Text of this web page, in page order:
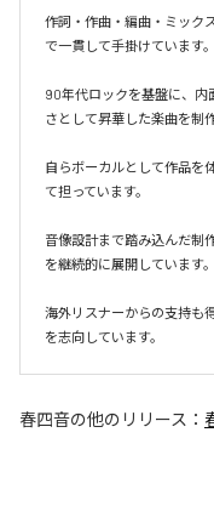
作詞・作曲・編曲・ミック
で一貫して手掛けています。
90年代ロックを基盤に、内
さとして昇華した楽曲を制作
自らボーカルとして作品を
て担っています。
音像設計まで踏み込んだ制
を継続的に展開しています。
海外リスナーからの支持も
を志向しています。
春四音の他のリリース：